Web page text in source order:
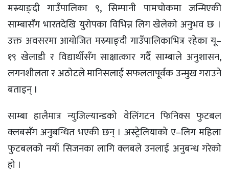
मस्र्याङ्दी गाउँपालिका ९, सिम्पानी पामचोकमा जन्मिएकी
साम्बासँग भारतदेखि युरोपका विभिन्न लिग खेलेको अनुभव छ ।
उक्त अवसरमा आयोजित मस्र्याङ्दी गाउँपालिकाभित्र रहेका यू–
१९ खेलाडी र विद्यार्थीसँग साक्षात्कार गर्दै साम्बाले अनुशासन,
लगनशीलता र अठोटले मानिसलाई सफलतापूर्वक उन्मुख गराउने
बताइन् ।
साम्बा हालैमात्र न्युजिल्यान्डको वेलिंगटन फिनिक्स फुटबल
क्लबसँग अनुबन्धित भएकी छन् । अस्ट्रेलियाको ए–लिग महिला
फुटबलको नयाँ सिजनका लागि क्लबले उनलाई अनुबन्ध गरेको
हो ।